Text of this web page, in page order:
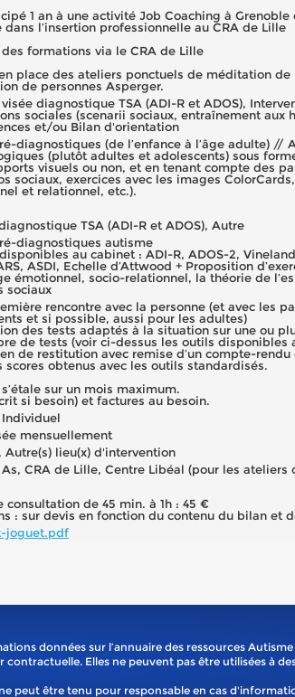
1 an à une activité Job Coaching à
dans l’insertion professionnelle au CRA de Lille
formations via le CRA de Lille
place des ateliers ponctuels de méditation de
de personnes Asperger.
diagnostique TSA (ADI-R et ADOS),
sociales (scenarii sociaux, entraînement aux
et/ou Bilan d'orientation
diagnostiques (de l’enfance à l’âge adulte) //
(plutôt adultes et adolescents) sous
visuels ou non, et en tenant compte des
sociaux, exercices avec les images
et relationnel, etc.).
TSA (ADI-R et ADOS), Autre
diagnostiques autisme
au cabinet : ADI-R, ADOS-2,
ASDI, Echelle d’Attwood + Proposition
émotionnel, socio-relationnel, la théorie de
sociaux
rencontre avec la personne (et avec les
et si possible, aussi pour les adultes)
des tests adaptés à la situation sur une ou
de tests (voir ci-dessus les outils disponibles
de restitution avec remise d’un compte-
scores obtenus avec les outils standardisés.
sur un mois maximum.
si besoin) et factures au besoin.
mensuellement
Autre(s) lieu(x) d'intervention
CRA de Lille, Centre Libéal (pour les ateliers
consultation de 45 min. à 1h : 45 €
: sur devis en fonction du contenu du bilan et
joguet.pdf
données sur l’annuaire des ressources
contractuelle. Elles ne peuvent pas être utilisées à
peut être tenu pour responsable en cas